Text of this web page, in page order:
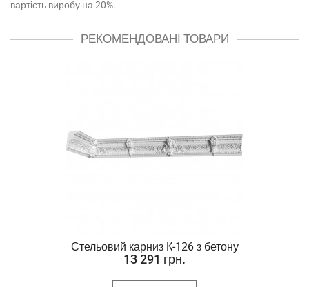
вартість виробу на 20%.
РЕКОМЕНДОВАНІ ТОВАРИ
Стельовий карниз К-126 з бетону
13 291 грн.